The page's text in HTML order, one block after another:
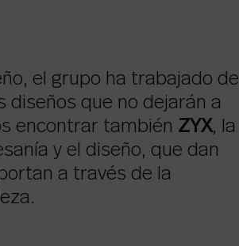
el grupo ha trabajado de
que no dejarán a
encontrar también ZYX, la
y el diseño, que dan
a través de la